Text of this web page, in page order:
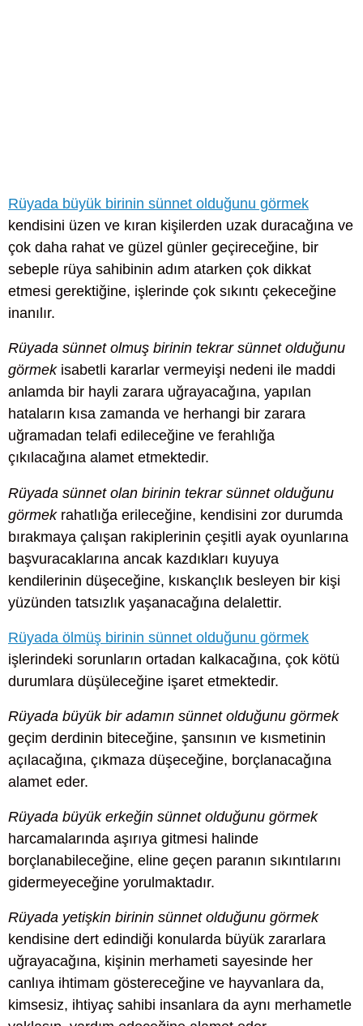
Rüyada büyük birinin sünnet olduğunu görmek
kendisini üzen ve kıran kişilerden uzak duracağına ve
çok daha rahat ve güzel günler geçireceğine, bir
sebeple rüya sahibinin adım atarken çok dikkat
etmesi gerektiğine, işlerinde çok sıkıntı çekeceğine
inanılır.
Rüyada sünnet olmuş birinin tekrar sünnet olduğunu
görmekisabetli kararlar vermeyişi nedeni ile maddi
anlamda bir hayli zarara uğrayacağına, yapılan
hataların kısa zamanda ve herhangi bir zarara
uğramadan telafi edileceğine ve ferahlığa
çıkılacağına alamet etmektedir.
Rüyada sünnet olan birinin tekrar sünnet olduğunu
görmekrahatlığa erileceğine, kendisini zor durumda
bırakmaya çalışan rakiplerinin çeşitli ayak oyunlarına
başvuracaklarına ancak kazdıkları kuyuya
kendilerinin düşeceğine, kıskançlık besleyen bir kişi
yüzünden tatsızlık yaşanacağına delalettir.
Rüyada ölmüş birinin sünnet olduğunu görmek
işlerindeki sorunların ortadan kalkacağına, çok kötü
durumlara düşüleceğine işaret etmektedir.
Rüyada büyük bir adamın sünnet olduğunu görmek
geçim derdinin biteceğine, şansının ve kısmetinin
açılacağına, çıkmaza düşeceğine, borçlanacağına
alamet eder.
Rüyada büyük erkeğin sünnet olduğunu görmek
harcamalarında aşırıya gitmesi halinde
borçlanabileceğine, eline geçen paranın sıkıntılarını
gidermeyeceğine yorulmaktadır.
Rüyada yetişkin birinin sünnet olduğunu görmek
kendisine dert edindiği konularda büyük zararlara
uğrayacağına, kişinin merhameti sayesinde her
canlıya ihtimam göstereceğine ve hayvanlara da,
kimsesiz, ihtiyaç sahibi insanlara da aynı merhametle